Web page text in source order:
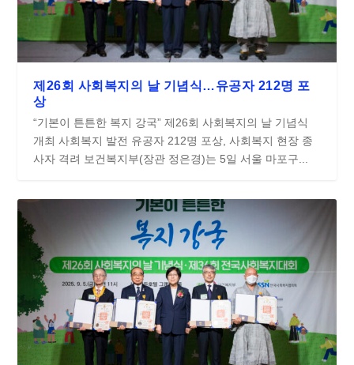
제26회 사회복지의 날 기념식…유공자 212명 포
상
“기본이 튼튼한 복지 강국” 제26회 사회복지의 날 기념식
개최 사회복지 발전 유공자 212명 포상, 사회복지 현장 종
사자 격려 보건복지부(장관 정은경)는 5일 서울 마포구...